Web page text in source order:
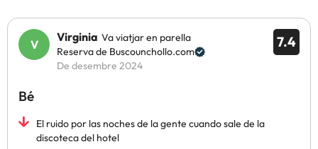
7.4
Virginia Va viatjar en parella
Reserva de Buscounchollo.com
De desembre 2024
Bé
El ruido por las noches de la gente cuando sale de la
discoteca del hotel